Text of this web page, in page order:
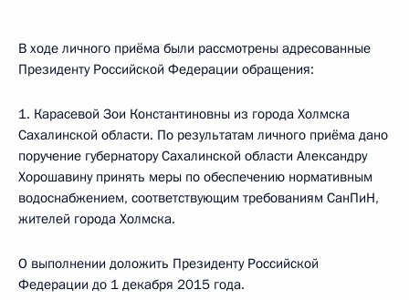
В ходе личного приёма были рассмотрены адресованные
Президенту Российской Федерации обращения:
1. Карасевой Зои Константиновны из города Холмска
Сахалинской области. По результатам личного приёма дано
поручение губернатору Сахалинской области Александру
Хорошавину принять меры по обеспечению нормативным
водоснабжением, соответствующим требованиям СанПиН,
жителей города Холмска.
О выполнении доложить Президенту Российской
Федерации до 1 декабря 2015 года.